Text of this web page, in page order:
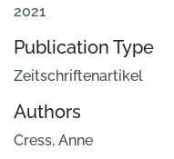
2021
Publication Type
Zeitschriftenartikel
Authors
Cress, Anne